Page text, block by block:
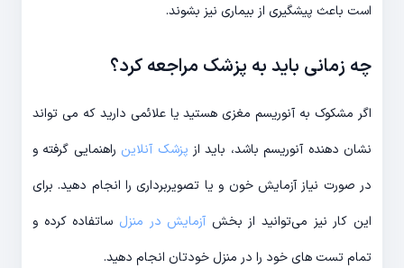
است باعث پیشگیری از بیماری نیز بشوند.
چه زمانی باید به پزشک مراجعه کرد؟
اگر مشکوک به آنوریسم مغزی هستید یا علائمی دارید که می تواند
نشان دهنده آنوریسم باشد، باید از پزشک آنلاین راهنمایی گرفته و
در صورت نیاز آزمایش خون و یا تصویربرداری را انجام دهید. برای
این کار نیز می‌توانید از بخش آزمایش در منزل ساتفاده کرده و
تمام تست های خود را در منزل خودتان انجام دهید.